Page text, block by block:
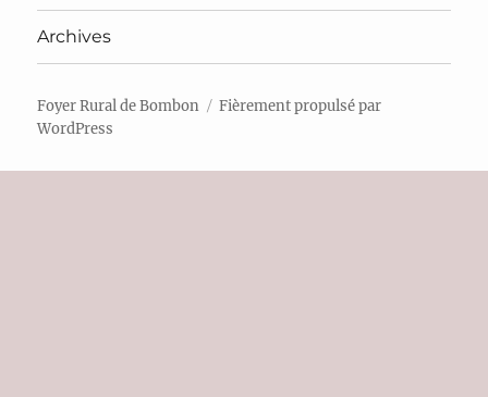
Archives
Foyer Rural de Bombon
Fièrement propulsé par
WordPress